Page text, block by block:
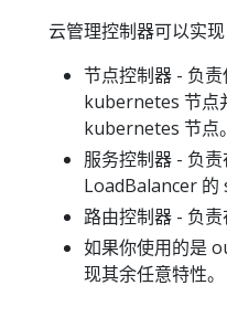
云管理控制器可以实现
节点控制器 - 负
kubernetes 节点
kubernetes 节点。
服务控制器 - 负
LoadBalancer 的
路由控制器 - 负责
如果你使用的是
现其余任意特性。